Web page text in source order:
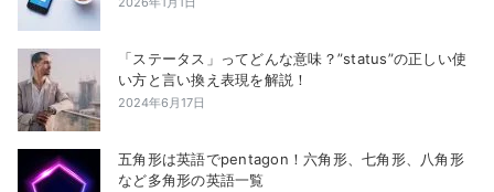
「ステータス」ってどんな意味？”status”の正しい使
い方と言い換え表現を解説！
2024年6月17日
五角形は英語でpentagon！六角形、七角形、八角形
など多角形の英語一覧